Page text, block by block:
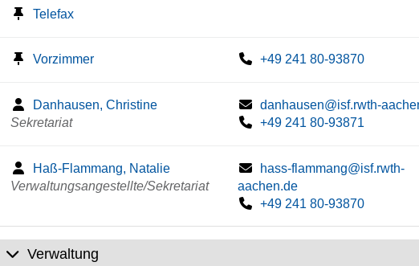
Telefax
Vorzimmer +49 241 80-93870
Danhausen, Christine
Sekretariat
danhausen@isf.rwth-
+49 241 80-93871
Haß-Flammang, Natalie
Verwaltungsangestellte/Sekretariat
hass-flammang@isf.rwth-
aachen.de
+49 241 80-93870
Verwaltung